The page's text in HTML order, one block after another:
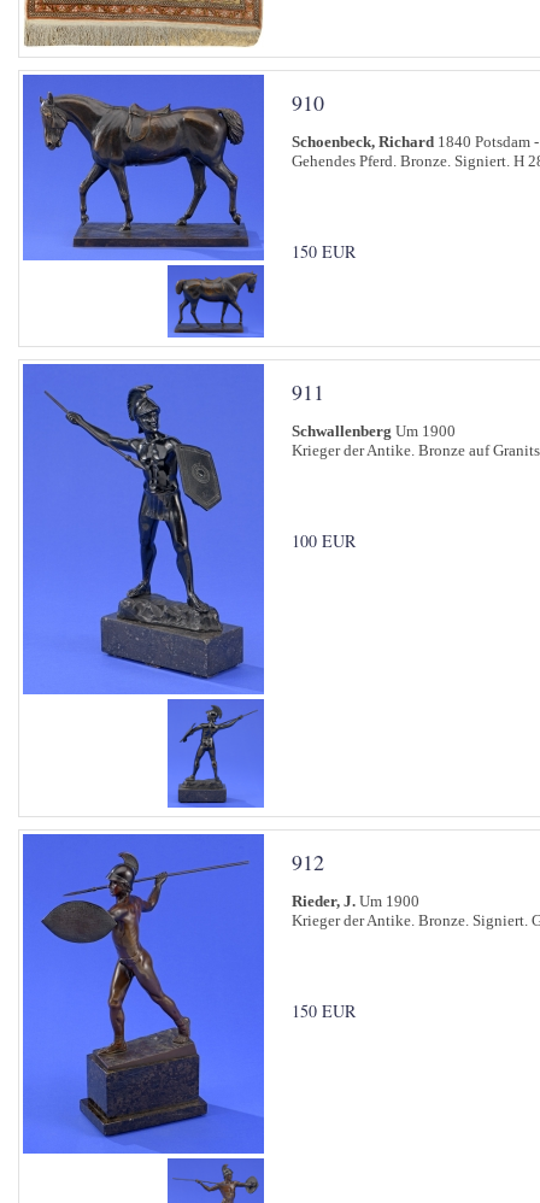
910
Schoenbeck, Richard 1840 Potsdam
Gehendes Pferd. Bronze. Signiert. H
150 EUR
911
Schwallenberg Um 1900
Krieger der Antike. Bronze auf
100 EUR
912
Rieder, J. Um 1900
Krieger der Antike. Bronze. Signiert.
150 EUR